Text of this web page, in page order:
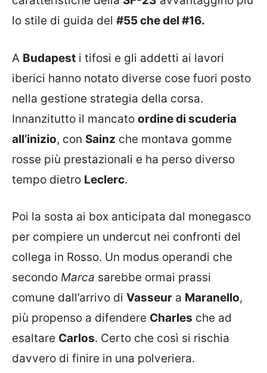
lo stile di guida del #55 che del #16.
A Budapest i tifosi e gli addetti ai lavori
iberici hanno notato diverse cose fuori posto
nella gestione strategia della corsa.
Innanzitutto il mancato ordine di scuderia
all’inizio, con Sainz che montava gomme
rosse più prestazionali e ha perso diverso
tempo dietro Leclerc.
Poi la sosta ai box anticipata dal monegasco
per compiere un undercut nei confronti del
collega in Rosso. Un modus operandi che
secondo Marca sarebbe ormai prassi
comune dall’arrivo di Vasseur a Maranello,
più propenso a difendere Charles che ad
esaltare Carlos. Certo che così si rischia
davvero di finire in una polveriera.